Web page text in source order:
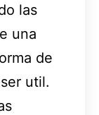
las
una
de
util.